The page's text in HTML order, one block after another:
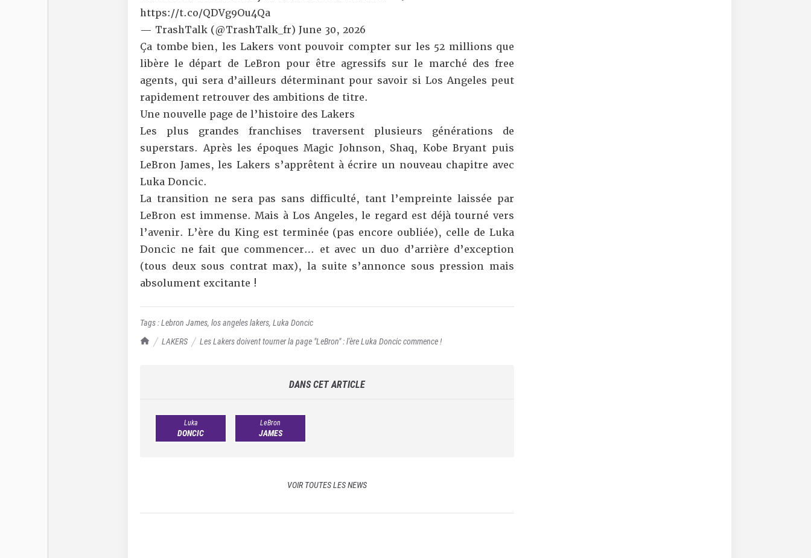
TrashTalk Actu NBA
LAKERS Les Lakers doivent tourner la page "LeBron" : l'ère Luka Doncic commence !
https://t.co/QDVg9Ou4Qa
— TrashTalk (@TrashTalk_fr) June 30, 2026
Ça tombe bien, les Lakers vont pouvoir compter sur les 52 millions que
libère le départ de LeBron pour être agressifs sur le marché des free
agents, qui sera d’ailleurs déterminant pour savoir si Los Angeles peut
rapidement retrouver des ambitions de titre.
Une nouvelle page de l’histoire des Lakers
Les plus grandes franchises traversent plusieurs générations de
superstars. Après les époques Magic Johnson, Shaq, Kobe Bryant puis
LeBron James, les Lakers s’apprêtent à écrire un nouveau chapitre avec
Luka Doncic.
La transition ne sera pas sans difficulté, tant l’empreinte laissée par
LeBron est immense. Mais à Los Angeles, le regard est déjà tourné vers
l’avenir. L’ère du King est terminée (pas encore oubliée), celle de Luka
Doncic ne fait que commencer… et avec un duo d’arrière d’exception
(tous deux sous contrat max), la suite s’annonce sous pression mais
absolument excitante !
Tags :Lebron James, los angeles lakers, Luka Doncic
DANS CET ARTICLE
Luka
DONCIC
LeBron
JAMES
VOIR TOUTES LES NEWS